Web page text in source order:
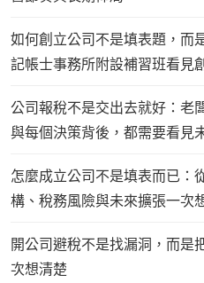
如何創立公司不是填表題，而
記帳士事務所附設補習班看見
公司報稅不是交出去就好：老
與每個決策背後，都需要看見
怎麼成立公司不是填表而已：
構、稅務風險與未來擴張一次
開公司避稅不是找漏洞，而是
次想清楚